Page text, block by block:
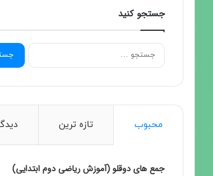
جستجو کنید
ج
س
ج
:
محبوب تازه ترین
جمع های دوقلو (آموزش ریاضی دوم ابتدایی)